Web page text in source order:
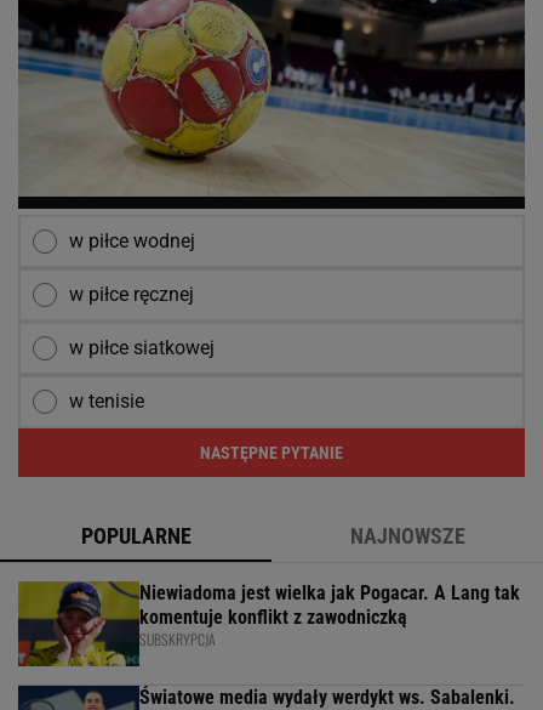
w piłce wodnej
w piłce ręcznej
w piłce siatkowej
w tenisie
NASTĘPNE PYTANIE
POPULARNE NAJNOWSZE
Niewiadoma jest wielka jak Pogacar. A Lang tak
komentuje konflikt z zawodniczką
SUBSKRYPCJA
Światowe media wydały werdykt ws. Sabalenki.